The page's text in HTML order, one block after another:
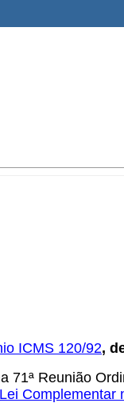
ICMS 120/92,
71ª Reunião
Lei Complementar